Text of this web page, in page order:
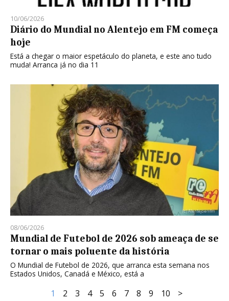
10/06/2026
Diário do Mundial no Alentejo em FM começa
hoje
Está a chegar o maior espetáculo do planeta, e este ano tudo
muda! Arranca já no dia 11
08/06/2026
Mundial de Futebol de 2026 sob ameaça de se
tornar o mais poluente da história
O Mundial de Futebol de 2026, que arranca esta semana nos
Estados Unidos, Canadá e México, está a
1 2 3 4 5 6 7 8 9 10
>